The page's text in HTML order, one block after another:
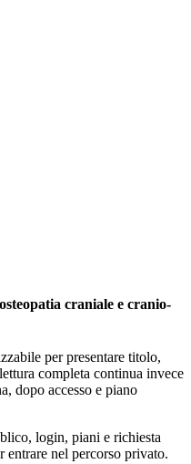
craniale e cranio-
per presentare titolo,
completa continua invece
dopo accesso e piano
login, piani e richiesta
entrare nel percorso privato.